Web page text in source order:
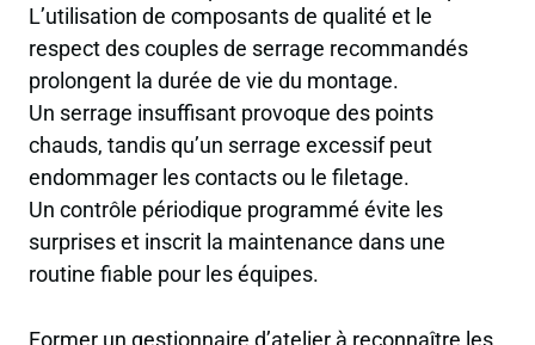
L’utilisation de composants de qualité et le
respect des couples de serrage recommandés
prolongent la durée de vie du montage.
Un serrage insuffisant provoque des points
chauds, tandis qu’un serrage excessif peut
endommager les contacts ou le filetage.
Un contrôle périodique programmé évite les
surprises et inscrit la maintenance dans une
routine fiable pour les équipes.
Former un gestionnaire d’atelier à reconnaître les